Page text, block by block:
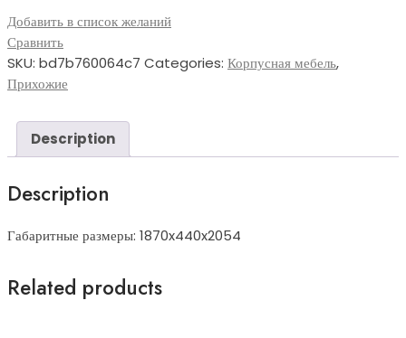
quantity
Добавить в список желаний
Сравнить
SKU: bd7b760064c7 Categories: Корпусная мебель,
Прихожие
Description
Description
Габаритные размеры: 1870x440x2054
Related products